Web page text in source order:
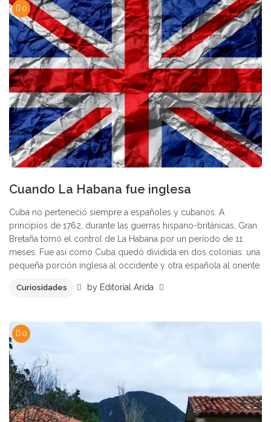
0
Cuando La Habana fue inglesa
Cuba no perteneció siempre a españoles y cubanos. A
principios de 1762, durante las guerras hispano-británicas, Gran
Bretaña tomó el control de La Habana por un período de 11
meses. Fue así como Cuba quedó dividida en dos colonias: una
pequeña porción inglesa al occidente y otra española al oriente.
Curiosidades by Editorial Arida
0